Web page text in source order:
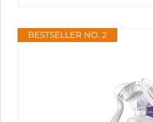
BESTSELLER NO. 2